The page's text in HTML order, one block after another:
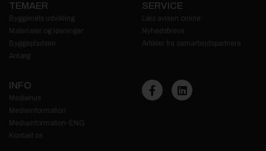
TEMAER
Byggeriets udvikling
Materialer og løsninger
Byggepladsen
Anlæg
SERVICE
Læs avisen online
Nyhedsbreve
Artikler fra samarbejdspartnere
INFO
Mediehus
Medieinformation
Mediainformation-ENG
Kontakt os